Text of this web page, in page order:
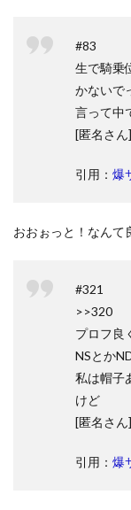
#83
生で騎乗
かないで
言って中
[匿名さん]
引用： 爆
おおぉっと！なんて
#321
>>320
プロフ良
NSとか
私は帽子
けど
[匿名さん]
引用： 爆